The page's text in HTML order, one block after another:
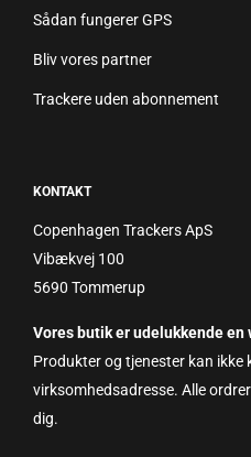
Sådan fungerer GPS
Bliv vores partner
Trackere uden abonnement
KONTAKT
Copenhagen Trackers ApS
Vibækvej 100
5690 Tommerup
Vores butik er udelukkende en
Produkter og tjenester kan ikke
virksomhedsadresse. Alle
dig.